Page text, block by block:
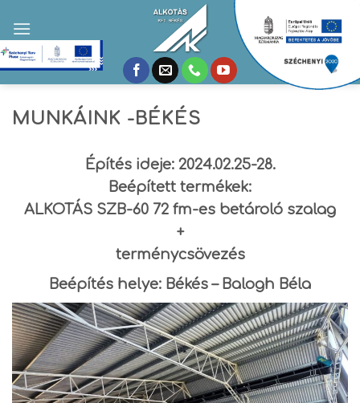
content
MUNKÁINK -BÉKÉS
Építés ideje: 2024.02.25-28.
Beépített termékek:
ALKOTÁS SZB-60 72 fm-es betároló szalag
+
terménycsövezés
Beépítés helye: Békés – Balogh Béla